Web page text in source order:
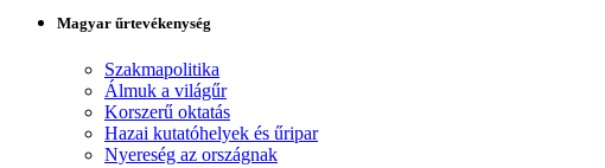
Magyar űrtevékenység
Szakmapolitika
Álmuk a világűr
Korszerű oktatás
Hazai kutatóhelyek és űripar
Nyereség az országnak